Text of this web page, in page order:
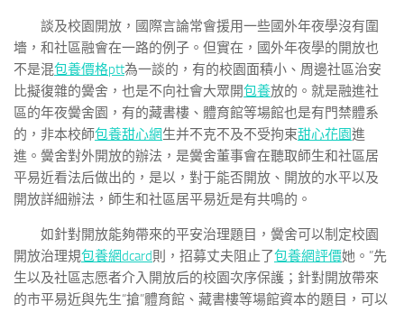
談及校園開放，國際言論常會援用一些國外年夜學沒有圍
墻，和社區融會在一路的例子。但實在，國外年夜學的開放也
不是混包養價格ptt為一談的，有的校園面積小、周邊社區治安
比擬復雜的黌舍，也是不向社會大眾開包養放的。就是融進社
區的年夜黌舍園，有的藏書樓、體育館等場館也是有門禁體系
的，非本校師包養甜心網生并不克不及不受拘束甜心花園進
進。黌舍對外開放的辦法，是黌舍董事會在聽取師生和社區居
平易近看法后做出的，是以，對于能否開放、開放的水平以及
開放詳細辦法，師生和社區居平易近是有共鳴的。
如針對開放能夠帶來的平安治理題目，黌舍可以制定校園
開放治理規包養網dcard則，招募丈夫阻止了包養網評價她。”先
生以及社區志愿者介入開放后的校園次序保護；針對開放帶來
的市平易近與先生“搶”體育館、藏書樓等場館資本的題目，可以